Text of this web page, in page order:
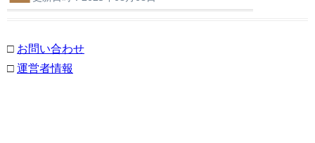
□ お問い合わせ
□運営者情報